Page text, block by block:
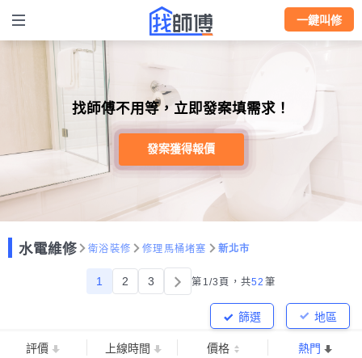
一鍵叫修
找師傅不用等，立即發案填需求！
發案獲得報價
水電維修 衛浴裝修 修理馬桶堵塞 新北市
1 2 3 第1/3頁， 共52 筆
地區
篩選
評價 上線時間 價格 熱門